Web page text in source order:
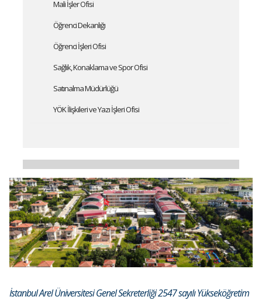
Mali İşler Ofisi
Öğrenci Dekanlığı
Öğrenci İşleri Ofisi
Sağlık, Konaklama ve Spor Ofisi
Satınalma Müdürlüğü
YÖK İlişkileri ve Yazı İşleri Ofisi
İstanbul Arel Üniversitesi Genel Sekreterliği 2547 sayılı Yükseköğretim